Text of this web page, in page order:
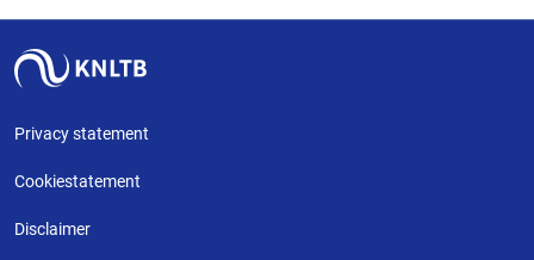
Privacy statement
Cookiestatement
Disclaimer